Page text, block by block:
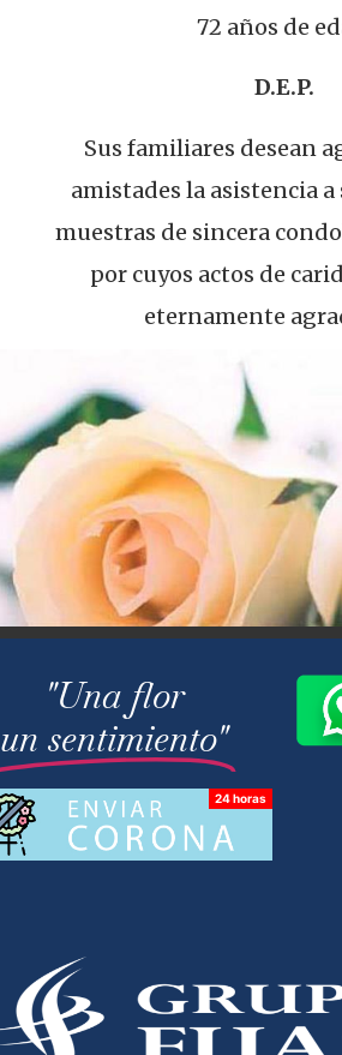
72 años de
D.E.P.
Sus familiares desean
amistades la asistencia a
muestras de sincera
por cuyos actos de
eternamente
"Una flor
un sentimiento"